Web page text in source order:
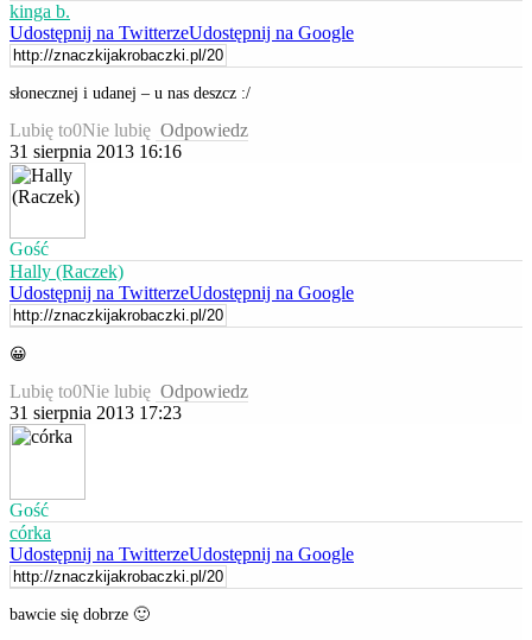
kinga b.
Udostępnij na TwitterzeUdostępnij na Google
słonecznej i udanej – u nas deszcz :/
Lubię to0Nie lubię Odpowiedz
31 sierpnia 2013 16:16
Gość
Hally (Raczek)
Udostępnij na TwitterzeUdostępnij na Google
😀
Lubię to0Nie lubię Odpowiedz
31 sierpnia 2013 17:23
Gość
córka
Udostępnij na TwitterzeUdostępnij na Google
bawcie się dobrze 🙂